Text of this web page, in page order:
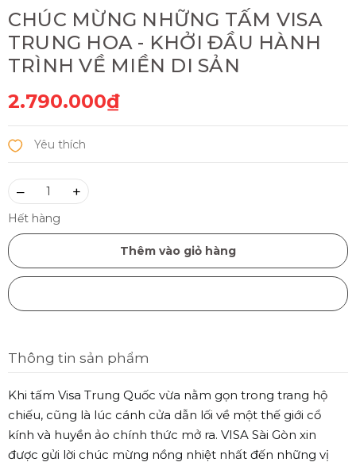
CHÚC MỪNG NHỮNG TẤM VISA
TRUNG HOA - KHỞI ĐẦU HÀNH
TRÌNH VỀ MIỀN DI SẢN
2.790.000₫
– +
Hết hàng
Thêm vào giỏ hàng
Thông tin sản phẩm
Khi tấm Visa Trung Quốc vừa nằm gọn trong trang hộ
chiếu, cũng là lúc cánh cửa dẫn lối về một thế giới cổ
kính và huyền ảo chính thức mở ra. VISA Sài Gòn xin
được gửi lời chúc mừng nồng nhiệt nhất đến những vị